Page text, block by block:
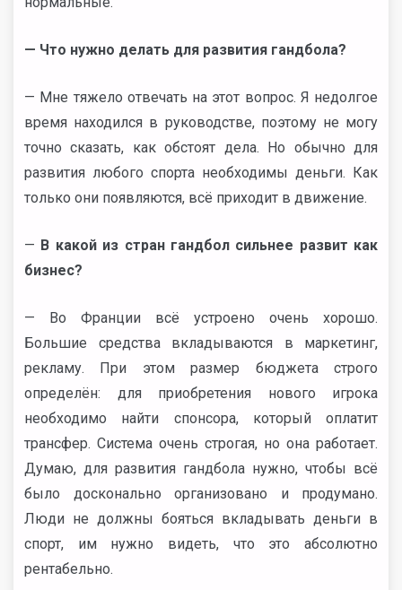
— Что нужно делать для развития гандбола?
— Мне тяжело отвечать на этот вопрос. Я недолгое
время находился в руководстве, поэтому не могу
точно сказать, как обстоят дела. Но обычно для
развития любого спорта необходимы деньги. Как
только они появляются, всё приходит в движение.
— В какой из стран гандбол сильнее развит как
бизнес?
— Во Франции всё устроено очень хорошо.
Большие средства вкладываются в маркетинг,
рекламу. При этом размер бюджета строго
определён: для приобретения нового игрока
необходимо найти спонсора, который оплатит
трансфер. Система очень строгая, но она работает.
Думаю, для развития гандбола нужно, чтобы всё
было досконально организовано и продумано.
Люди не должны бояться вкладывать деньги в
спорт, им нужно видеть, что это абсолютно
рентабельно.